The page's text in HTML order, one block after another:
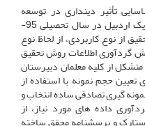
تأثیر دینداری در توسعه
کارآمدی معلمان دبیرستان های ناحیه یک اردبیل در سال تحصیلی 95-
از نوع کاربردی، از لحاظ نوع
گردآوری اطلاعات روش تحقیق
از کلیه معلمان دبیرستان
حجم نمونه با استفاده از
معلم با روش نمونه گیری تصادفی ساده انتخاب و
داده های مورد نیاز، از
و پرسشنامه محقق ساخته